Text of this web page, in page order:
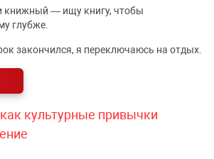
книжный — ищу книгу, чтобы
глубже.
закончился, я переключаюсь на отдых.
культурные привычки